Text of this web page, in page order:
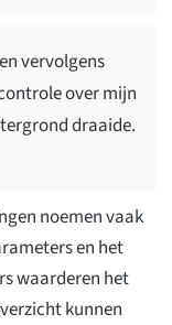
vervolgens
over mijn
draaide.
noemen vaak
en het
waarderen het
kunnen